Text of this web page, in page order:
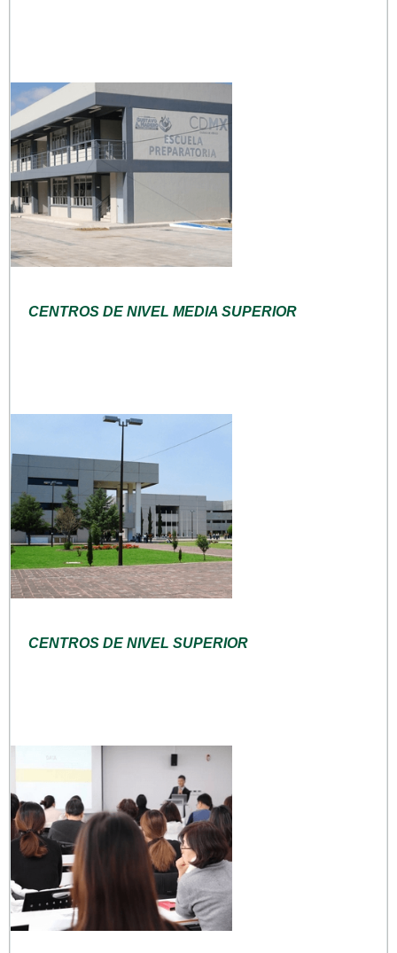
CENTROS DE NIVEL MEDIA SUPERIOR
CENTROS DE NIVEL SUPERIOR